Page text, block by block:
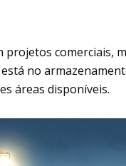
projetos comerciais,
no
áreas disponíveis.